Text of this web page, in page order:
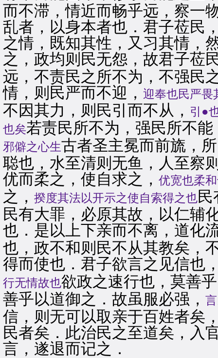
而不滞，情近而畅乎远，察一
乱者，以身本者也．君子莅民
之情，既知其性，又习其情，
之，政均则民无怨，故君子莅
远，不责民之所不为，不强民
情，则民严而不迎， 迎奉也民严畏
不因其力，则民引而不从，
引●
也矣若责民所不为，强民所不
邪僻之心生古者圣主冕而前旒，
聪也，水至清则无鱼，人至察
优而柔之，使自求之， 优宽也柔
之， 揆度其法以开示之使自索得之也民
民有大罪，必原其故，以仁辅
也．是以上下亲而不离，道化
也，政不和则民不从其教矣，
得而使也．君子欲言之见信也
行无情故也欲政之速行也，莫善
善乎以道御之．故虽服必强，
信，则无可以取亲于百姓者矣
民者矣．此治民之至道矣，入
言，遂退而记之．